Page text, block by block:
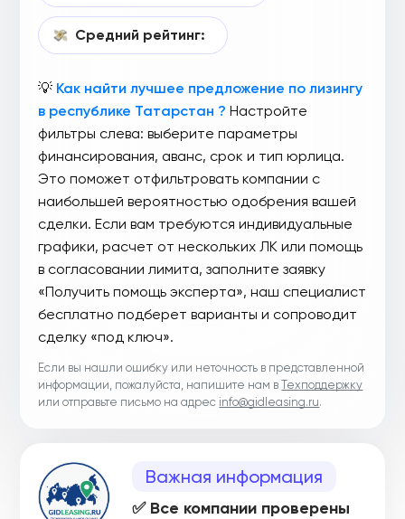
Средний рейтинг:
💡 Как найти лучшее предложение по лизингу
в республике Татарстан ? Настройте
фильтры слева: выберите параметры
финансирования, аванс, срок и тип юрлица.
Это поможет отфильтровать компании с
наибольшей вероятностью одобрения вашей
сделки. Если вам требуются индивидуальные
графики, расчет от нескольких ЛК или помощь
в согласовании лимита, заполните заявку
«Получить помощь эксперта», наш специалист
бесплатно подберет варианты и сопроводит
сделку «под ключ».
Если вы нашли ошибку или неточность в представленной
информации, пожалуйста, напишите нам вТехподдержку
или отправьте письмо на адрес info@gidleasing.ru.
Важная информация
✅ Все компании проверены